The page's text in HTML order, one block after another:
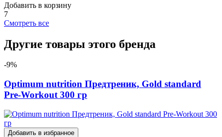
Добавить в корзину
7
Смотреть все
Другие товары этого бренда
-9%
Optimum nutrition Предтреник, Gold standard
Pre-Workout 300 гр
Добавить в избранное